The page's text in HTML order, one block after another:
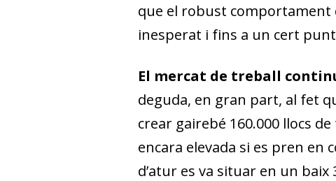
que el robust comportament
inesperat i fins a un cert
El mercat de treball
deguda, en gran part, al fet
crear gairebé 160.000 llocs
encara elevada si es pren en
d’atur es va situar en un baix